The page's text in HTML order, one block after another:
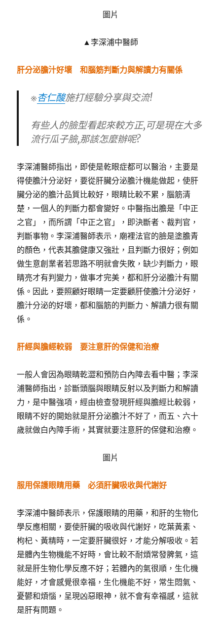
圖片
▲李深浦中醫師
肝分泌膽汁好壞 和腦筋判斷力與解讀力有關係
※杏仁酸施打經驗分享與交流!
有些人的臉型看起來較方正,可是現在大多
流行瓜子臉,那該怎麼辦呢?
李深浦醫師指出，即使是乾眼症都可以醫治，主要是
得使膽汁分泌好，要從肝臟分泌膽汁機能做起，使肝
臟分泌的膽汁品質比較好，眼睛比較不累，腦筋清
楚，一個人的判斷力都會變好。中醫指出膽是「中正
之官」，而所謂「中正之官」，即決斷者、裁判官，
判斷事物。李深浦醫師表示，廟裡法官的臉是塗膽青
的顏色，代表其膽健康又強壯，且判斷力很好；例如
做生意創業者若思路不明就會失敗，缺少判斷力，眼
睛亮才有判變力，做事才完美，都和肝分泌膽汁有關
係。因此，要照顧好眼睛一定要顧肝使膽汁分泌好，
膽汁分泌的好壞，都和腦筋的判斷力、解讀力很有關
係。
肝經與膽經較弱 要注意肝的保健和治療
一般人會因為眼睛乾澀和預防白內障去看中醫；李深
浦醫師指出，診斷頭腦與眼睛反射以及判斷力和解讀
力，是中醫強項，經由檢查發現肝經與膽經比較弱，
眼睛不好的開始就是肝分泌膽汁不好了，而五、六十
歲就做白內障手術，其實就要注意肝的保健和治療。
圖片
服用保護眼睛用藥 必須肝臟吸收與代謝好
李深浦中醫師表示，保護眼睛的用藥，和肝的生物化
學反應相關，要使肝臟的吸收與代謝好，吃葉黃素、
枸杞、黃精時，一定要肝臟很好，才能分解吸收。若
是體內生物機能不好時，會比較不耐煩常發脾氣，這
就是肝生物化學反應不好；若體內的氣很順，生化機
能好，才會感覺很幸福，生化機能不好，常生悶氣、
憂鬰和煩惱，呈現凶惡眼神，就不會有幸福感，這就
是肝有問題。